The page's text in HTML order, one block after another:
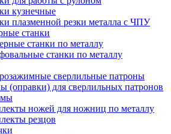
кузнечные
плазменной резки металла с ЧПУ
станки
станки по металлу
станки по металлу
сверлильные патроны
(оправки) для сверлильных патронов
ножей для ножниц по металлу
резцов